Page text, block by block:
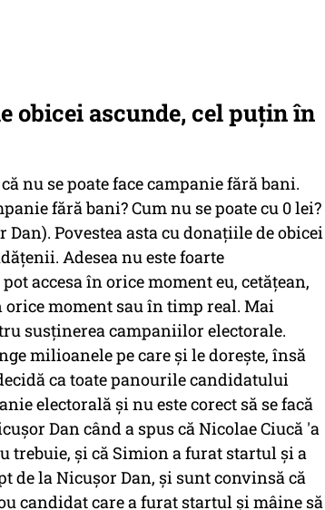
obicei ascunde, cel puțin în
nu se poate face campanie fără bani.
fără bani? Cum nu se poate cu 0 lei?
Povestea asta cu donațiile de obicei
Adesea nu este foarte
accesa în orice moment eu, cetățean,
orice moment sau în timp real. Mai
susținerea campaniilor electorale.
milioanele pe care și le dorește, însă
ca toate panourile candidatului
electorală și nu este corect să se facă
Dan când a spus că Nicolae Ciucă 'a
trebuie, și că Simion a furat startul și a
de la Nicușor Dan, și sunt convinsă că
candidat care a furat startul și mâine să